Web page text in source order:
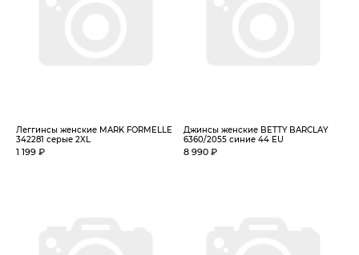
Леггинсы женские MARK FORMELLE
342281 серые 2XL
1 199 ₽
Джинсы женские BETTY BARCLAY
6360/2055 синие 44 EU
8 990 ₽